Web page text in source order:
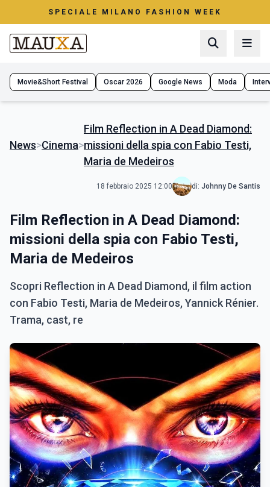
SPECIALE MILANO FASHION WEEK
Movie&Short Festival Oscar 2026 Google News Moda
News>Cinema>
Film Reflection in A Dead Diamond:
missioni della spia con Fabio Testi,
Maria de Medeiros
18 febbraio 2025 12:00 di: Johnny De Santis
Film Reflection in A Dead Diamond:
missioni della spia con Fabio Testi,
Maria de Medeiros
Scopri Reflection in A Dead Diamond, il film action
con Fabio Testi, Maria de Medeiros, Yannick Rénier.
Trama, cast, re